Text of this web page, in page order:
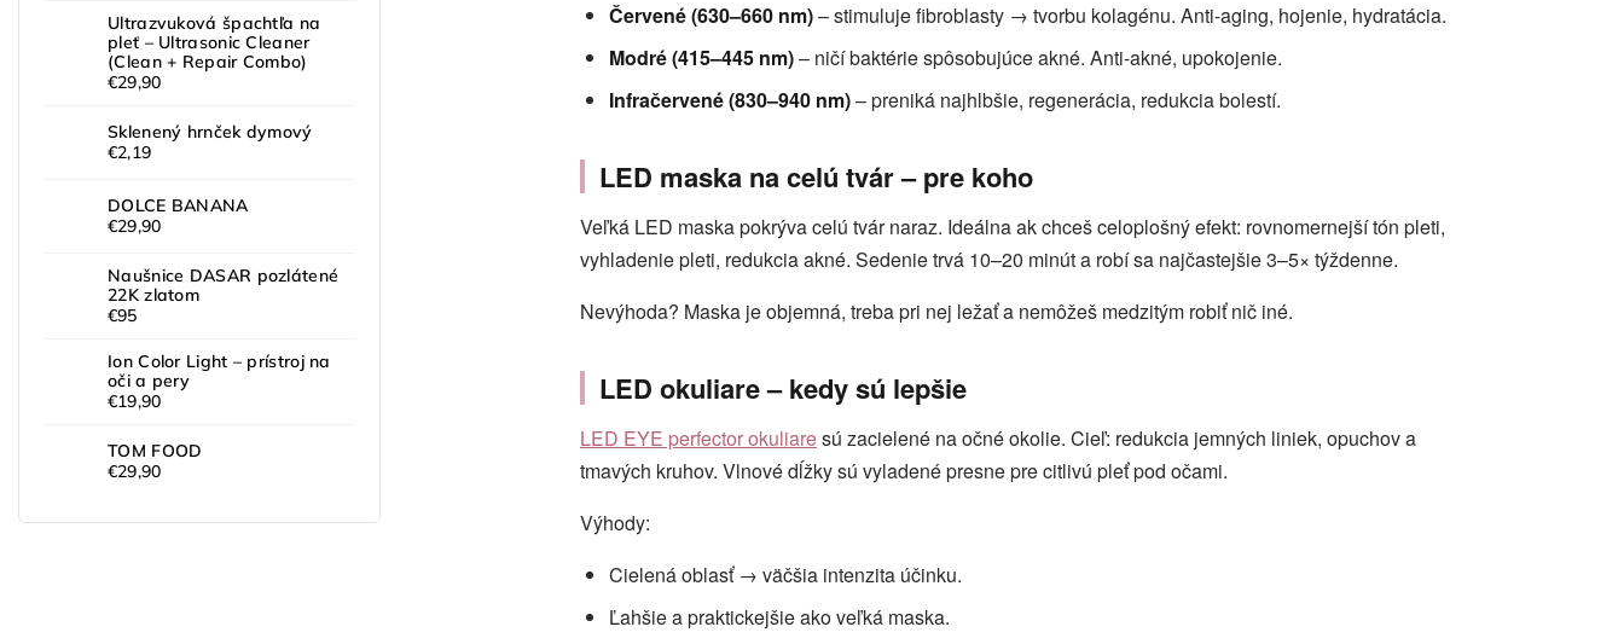
Ultrazvuková špachtľa na
pleť – Ultrasonic Cleaner
(Clean + Repair Combo)
€29,90
Sklenený hrnček dymový
€2,19
DOLCE BANANA
€29,90
Naušnice DASAR pozlátené
22K zlatom
€95
Ion Color Light – prístroj na
oči a pery
€19,90
TOM FOOD
€29,90
Červené (630–660 nm)– stimuluje fibroblasty → tvorbu kolagénu. Anti-aging, hojenie, hydratácia.
Modré (415–445 nm)– ničí baktérie spôsobujúce akné. Anti-akné, upokojenie.
Infračervené (830–940 nm)– preniká najhlbšie, regenerácia, redukcia bolestí.
LED maska na celú tvár – pre koho
Veľká LED maska pokrýva celú tvár naraz. Ideálna ak chceš celoplošný efekt: rovnomernejší tón pleti,
vyhladenie pleti, redukcia akné. Sedenie trvá 10–20 minút a robí sa najčastejšie 3–5× týždenne.
Nevýhoda? Maska je objemná, treba pri nej ležať a nemôžeš medzitým robiť nič iné.
LED okuliare – kedy sú lepšie
LED EYE perfector okuliaresú zacielené na očné okolie. Cieľ: redukcia jemných liniek, opuchov a
tmavých kruhov. Vlnové dĺžky sú vyladené presne pre citlivú pleť pod očami.
Výhody:
Cielená oblasť → väčšia intenzita účinku.
Ľahšie a praktickejšie ako veľká maska.